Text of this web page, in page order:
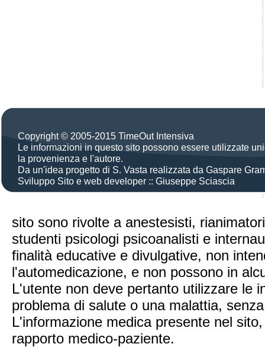
Copyright © 2005-2015 TimeOut Intensiva
Le informazioni in questo sito possono essere utilizzate
la provenienza e l'autore.
Da un'idea progetto di S. Vasta realizzata da Gaspare
Sviluppo Sito e web developer :: Giuseppe Sciascia
sito sono rivolte a anestesisti,
studenti psicologi psicoanalisti e
finalità educative e divulgative, non
l'automedicazione, e non possono in
L'utente non deve pertanto utilizzare le
problema di salute o una malattia,
L'informazione medica presente nel
rapporto medico-paziente.